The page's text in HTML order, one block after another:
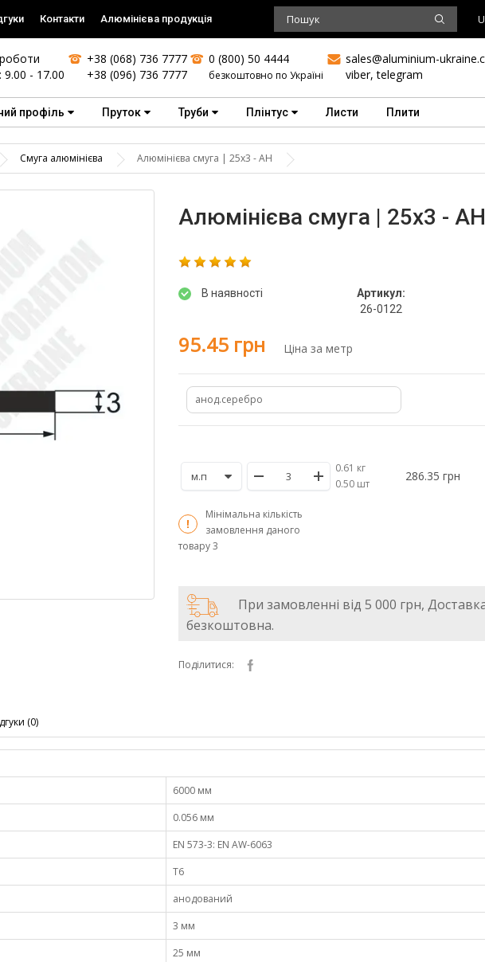
Контакти Алюмінієва продукція
- 17.00
+38 (068) 736 7777
+38 (096) 736 7777
0 (800) 50 4444
безкоштовно по Україні
sales@aluminium-
viber,telegram
профіль Пруток Труби Плінтус Листи Плити
Смуга алюмінієва Алюмінієва смуга | 25х3 - АН
Алюмінієва смуга | 25х3 - АН
В наявності
Артикул:
26-0122
95.45 грн Ціна за метр
анод.серебро
0.61 кг
/0.50 шт
286.35 грн
Мінімальна кількість
замовлення даного
товару3
При замовленні від 5 000 грн,
безкоштовна.
Поділитися:
(0)
6000 мм
0.056 мм
EN 573-3: EN AW-6063
Т6
анодований
3 мм
25 мм